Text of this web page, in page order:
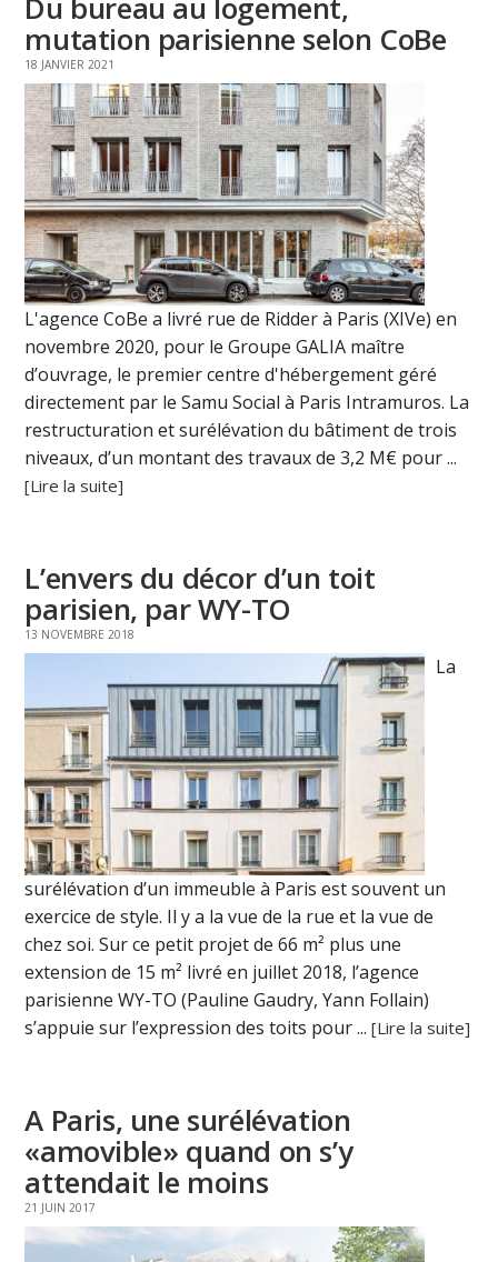
mutation parisienne selon CoBe
18 JANVIER 2021
L'agence CoBe a livré rue de Ridder à Paris (XIVe) en
novembre 2020, pour le Groupe GALIA maître
d’ouvrage, le premier centre d'hébergement géré
directement par le Samu Social à Paris Intramuros. La
restructuration et surélévation du bâtiment de trois
niveaux, d’un montant des travaux de 3,2 M€ pour ...
[Lire la suite]
L’envers du décor d’un toit
parisien, par WY-TO
13 NOVEMBRE 2018
La
surélévation d’un immeuble à Paris est souvent un
exercice de style. Il y a la vue de la rue et la vue de
chez soi. Sur ce petit projet de 66 m² plus une
extension de 15 m² livré en juillet 2018, l’agence
parisienne WY-TO (Pauline Gaudry, Yann Follain)
s’appuie sur l’expression des toits pour ...[Lire la suite]
A Paris, une surélévation
«amovible» quand on s’y
attendait le moins
21 JUIN 2017